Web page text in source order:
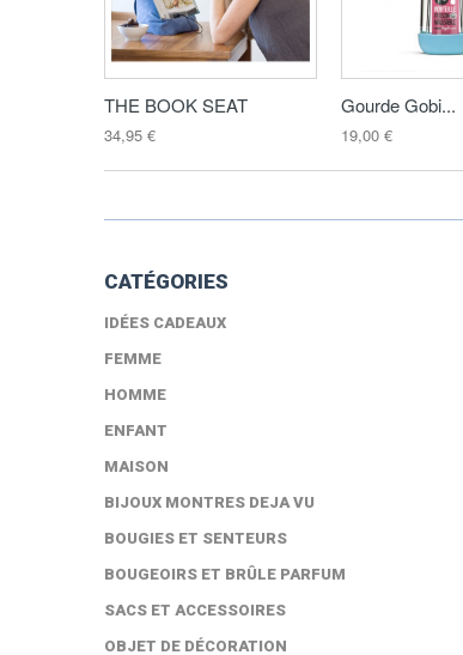
THE BOOK SEAT
34,95 €
Gourde Gobi...
19,00 €
CATÉGORIES
IDÉES CADEAUX
FEMME
HOMME
ENFANT
MAISON
BIJOUX MONTRES DEJA VU
BOUGIES ET SENTEURS
BOUGEOIRS ET BRÛLE PARFUM
SACS ET ACCESSOIRES
OBJET DE DÉCORATION